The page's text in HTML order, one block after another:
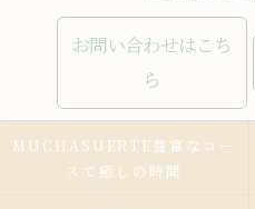
お問い合わせはこち
ら
MUCHASUERTE豊富なコー
スで癒しの時間